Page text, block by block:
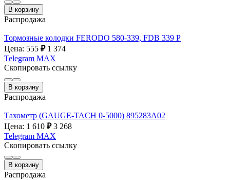
В корзину
Распродажа
Тормозные колодки FERODO 580-339, FDB 339 P
Цена: 555 ₽ 1 374
Telegram MAX
Скопировать ссылку
В корзину
Распродажа
Тахометр (GAUGE-TACH 0-5000) 895283A02
Цена: 1 610 ₽ 3 268
Telegram MAX
Скопировать ссылку
В корзину
Распродажа